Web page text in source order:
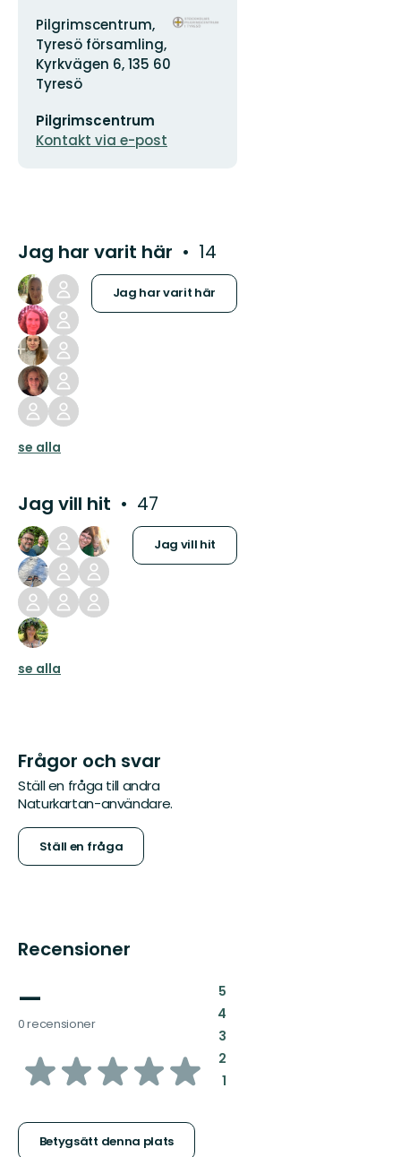
Adress
Pilgrimscentrum,
Tyresö församling,
Kyrkvägen 6, 135 60
Tyresö
postadress
Pilgrimscentrum
Kontakt via e-post
Organisationens
Jag har varit här 14
Jag har varit här
se alla
Jag vill hit 47
Jag vill hit
se alla
Frågor och svar
Ställ en fråga till andra
Naturkartan-användare.
Ställ en fråga
Recensioner
—
0 recensioner
av
stjärnor
Betygsätt denna plats
5:
4:
3:
2:
1: